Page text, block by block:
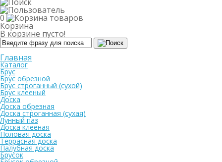
0
Корзина
В корзине пусто!
Главная
Каталог
Брус
Брус обрезной
Брус строганный (сухой)
Брус клееный
Доска
Доска обрезная
Доска строганная (сухая)
Лунный паз
Доска клееная
Половая доска
Террасная доска
Палубная доска
Брусок